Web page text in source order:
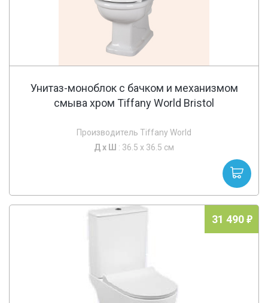
Унитаз-моноблок с бачком и механизмом
смыва хром Tiffany World Bristol
Производитель Tiffany World
Д х Ш : 36.5 x 36.5 см
31 490